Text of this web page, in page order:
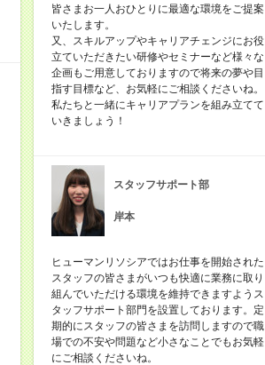
皆さまお一人おひとりに最適な環境をご提案
いたします。
又、スキルアップやキャリアチェンジにお役
立ていただきたい研修やセミナーなど様々な
企画もご用意しておりますので将来の夢や目
指す目標など、お気軽にご相談くださいね。
私たちと一緒にキャリアプランを組み立てて
いきましょう！
スタッフサポート部
岸本
ヒューマンリソシアではお仕事を開始された
スタッフの皆さまがいつも快適に業務に取り
組んでいただける環境を維持できますようス
タッフサポート部門を設置しております。定
期的にスタッフの皆さまを訪問しますので職
場での不安や問題など小さなことでもお気軽
にご相談くださいね。